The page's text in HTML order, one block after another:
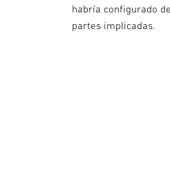
habría configurado
partes implicadas.